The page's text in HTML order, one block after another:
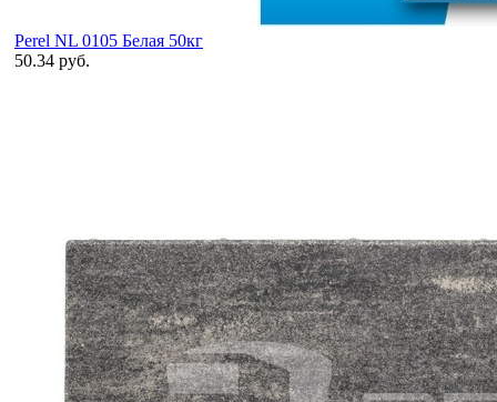
Perel NL 0105 Белая 50кг
50.34 руб.